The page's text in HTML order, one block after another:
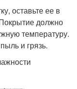
оставьте ее в
должно
температуру.
и грязь.